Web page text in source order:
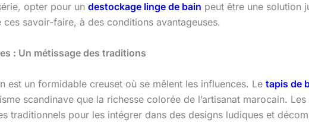
opter pour un destockage linge de bain peut être une solution
savoir-faire, à des conditions avantageuses.
: Un métissage des traditions
est un formidable creuset où se mêlent les influences. Le tapis de
scandinave que la richesse colorée de l’artisanat marocain.
traditionnels pour les intégrer dans des designs ludiques et